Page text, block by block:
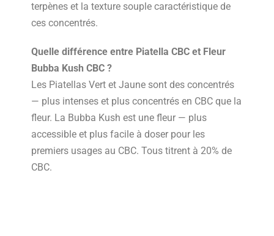
terpènes et la texture souple caractéristique de
ces concentrés.
Quelle différence entre Piatella CBC et Fleur
Bubba Kush CBC ?
Les Piatellas Vert et Jaune sont des concentrés
— plus intenses et plus concentrés en CBC que la
fleur. La Bubba Kush est une fleur — plus
accessible et plus facile à doser pour les
premiers usages au CBC. Tous titrent à 20% de
CBC.